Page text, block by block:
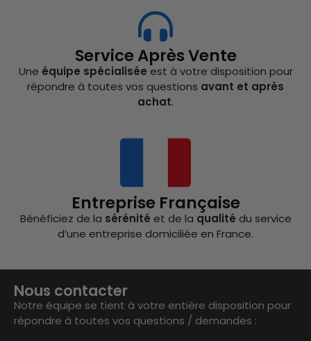
Service Après Vente
Une équipe spécialisée est à votre disposition pour
répondre à toutes vos questions avant et après
achat.
Entreprise Française
Bénéficiez de la sérénité et de la qualité du service
d’une entreprise domiciliée en France.
Nous contacter
Notre équipe se tient à votre entière disposition pour
répondre à toutes vos questions / demandes :